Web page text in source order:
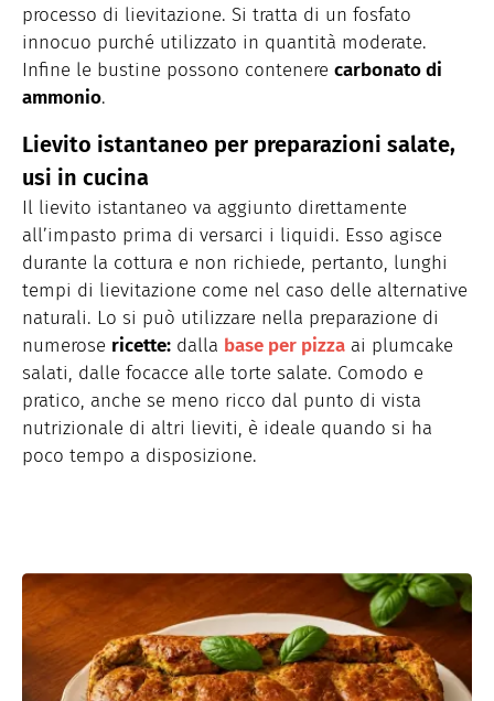
processo di lievitazione. Si tratta di un fosfato
innocuo purché utilizzato in quantità moderate.
Infine le bustine possono contenere carbonato di
ammonio.
Lievito istantaneo per preparazioni salate,
usi in cucina
Il lievito istantaneo va aggiunto direttamente
all’impasto prima di versarci i liquidi. Esso agisce
durante la cottura e non richiede, pertanto, lunghi
tempi di lievitazione come nel caso delle alternative
naturali. Lo si può utilizzare nella preparazione di
numerose ricette: dalla base per pizza ai plumcake
salati, dalle focacce alle torte salate. Comodo e
pratico, anche se meno ricco dal punto di vista
nutrizionale di altri lieviti, è ideale quando si ha
poco tempo a disposizione.